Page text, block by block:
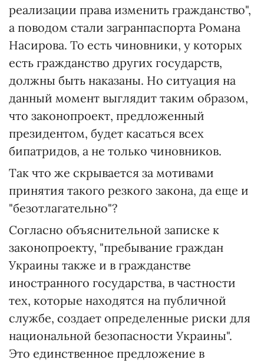
реализации права изменить гражданство",
а поводом стали загранпаспорта Романа
Насирова. То есть чиновники, у которых
есть гражданство других государств,
должны быть наказаны. Но ситуация на
данный момент выглядит таким образом,
что законопроект, предложенный
президентом, будет касаться всех
бипатридов, а не только чиновников.
Так что же скрывается за мотивами
принятия такого резкого закона, да еще и
"безотлагательно"?
Согласно объяснительной записке к
законопроекту, "пребывание граждан
Украины также и в гражданстве
иностранного государства, в частности
тех, которые находятся на публичной
службе, создает определенные риски для
национальной безопасности Украины".
Это единственное предложение в